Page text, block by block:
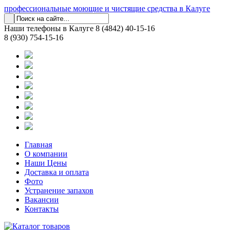
профессиональные моющие и чистящие средства в Калуге
Наши телефоны в Калуге 8 (4842) 40-15-16
8 (930) 754-15-16
Главная
О компании
Наши Цены
Доставка и оплата
Фото
Устранение запахов
Вакансии
Контакты